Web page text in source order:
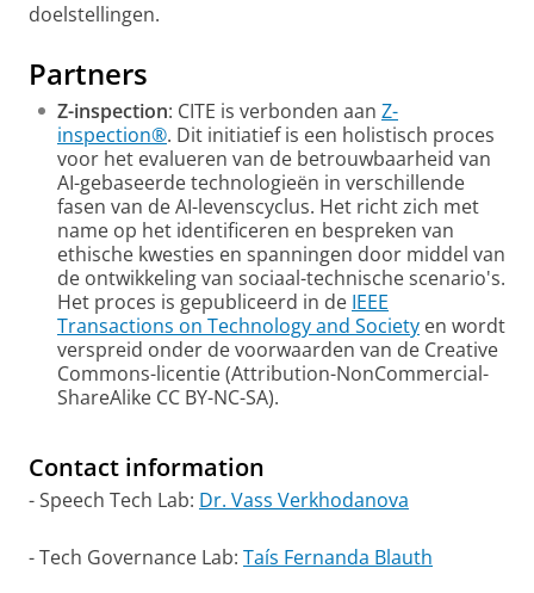
doelstellingen.
Partners
Z-inspection: CITE is verbonden aan Z-
inspection®. Dit initiatief is een holistisch proces
voor het evalueren van de betrouwbaarheid van
AI-gebaseerde technologieën in verschillende
fasen van de AI-levenscyclus. Het richt zich met
name op het identificeren en bespreken van
ethische kwesties en spanningen door middel van
de ontwikkeling van sociaal-technische scenario's.
Het proces is gepubliceerd in de IEEE
Transactions on Technology and Society en wordt
verspreid onder de voorwaarden van de Creative
Commons-licentie (Attribution-NonCommercial-
ShareAlike CC BY-NC-SA).
Contact information
- Speech Tech Lab: Dr. Vass Verkhodanova
- Tech Governance Lab: Taís Fernanda Blauth